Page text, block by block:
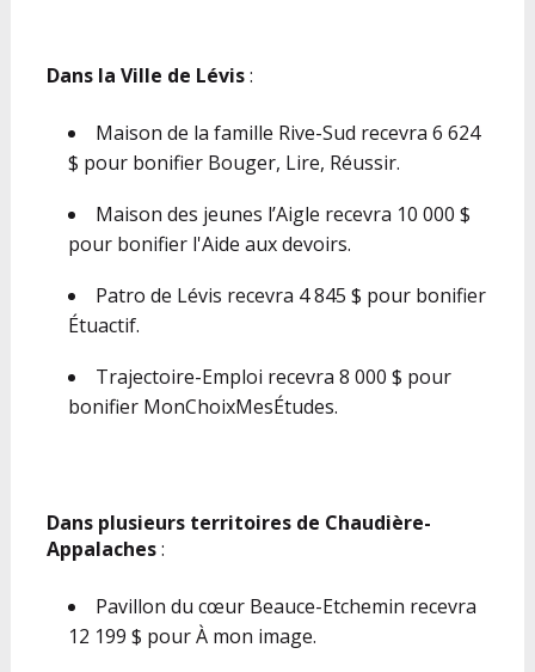
Dans la Ville de Lévis:
Maison de la famille Rive-Sud recevra 6 624
$ pour bonifier Bouger, Lire, Réussir.
Maison des jeunes l’Aigle recevra 10 000 $
pour bonifier l'Aide aux devoirs.
Patro de Lévis recevra 4 845 $ pour bonifier
Étuactif.
Trajectoire-Emploi recevra 8 000 $ pour
bonifier MonChoixMesÉtudes.
Dans plusieurs territoires de Chaudière-
Appalaches:
Pavillon du cœur Beauce-Etchemin recevra
12 199 $ pour À mon image.